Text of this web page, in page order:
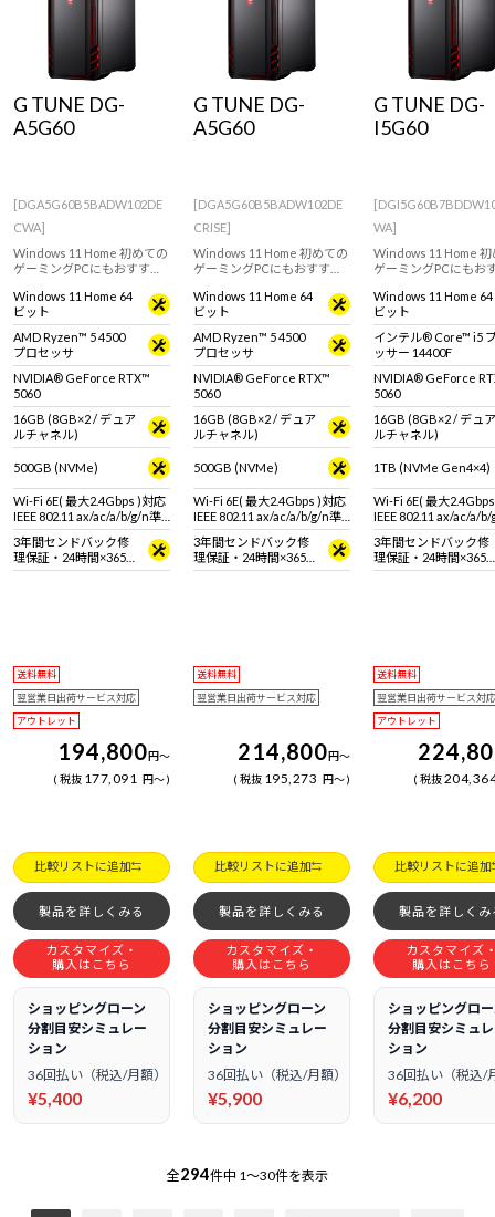
G TUNE DG-
A5G60
[DGA5G60B5BADW102DE
CWA]
Windows 11 Home 初めての
ゲーミングPCにもおすす
のミニタワー型デスクトッ
プPC。※モニタ・マウス・
キーボードは別売りです。
Windows 11 Home 64
ビット
AMD Ryzen™ 5 4500
プロセッサ
NVIDIA® GeForce RTX™
5060
16GB (8GB×2 / デュア
ルチャネル)
500GB (NVMe)
Wi-Fi 6E( 最大2.4Gbps )対応
IEEE 802.11 ax/ac/a/b/g/n準
拠 ＋ Bluetooth 5内蔵
3年間センドバック修
理保証・24時間×365
日電話サポート
送料無料
翌営業日出荷サービス対応
アウトレット
194,800円～
税抜 177,091 円～
比較リストに追加
製品を詳しくみる
カスタマイズ・
購入はこちら
ショッピングローン
分割目安シミュレー
ション
36回払い（税込/月額）
¥5,400
G TUNE DG-
A5G60
[DGA5G60B5BADW102DE
CRISE]
Windows 11 Home 初めての
ゲーミングPCにもおすす
のミニタワー型デスクトッ
プPC。※モニタ・マウス・
キーボードは別売りです。
Windows 11 Home 64
ビット
AMD Ryzen™ 5 4500
プロセッサ
NVIDIA® GeForce RTX™
5060
16GB (8GB×2 / デュア
ルチャネル)
500GB (NVMe)
Wi-Fi 6E( 最大2.4Gbps )対応
IEEE 802.11 ax/ac/a/b/g/n準
拠 ＋ Bluetooth 5内蔵
3年間センドバック修
理保証・24時間×365
日電話サポート
送料無料
翌営業日出荷サービス対応
214,800円～
税抜 195,273 円～
比較リストに追加
製品を詳しくみる
カスタマイズ・
購入はこちら
ショッピングローン
分割目安シミュレー
ション
36回払い（税込/月額）
¥5,900
G TUNE DG-
I5G60
WA]
Windows 11 Home 初
ゲーミングPCにもお
ッサー 14400F と
RTX 5060搭載のミニ
型デスクトップPC。
タ・マウス・キーボ
別売りです。
Windows 11 Home 64
ビット
インテル® Core™ i5
ッサー 14400F
NVIDIA® GeForce
5060
16GB (8GB×2 / デュア
ルチャネル)
1TB (NVMe Gen4×4)
Wi-Fi 6E( 最大
IEEE 802.11 ax/ac/a/
拠 ＋ Bluetooth 5内蔵
3年間センドバック修
理保証・24時間×365
日電話サポート
送料無料
翌営業日出荷サービス対応
アウトレット
税抜
比較リストに追加
製品を詳しくみ
カスタマイズ
購入はこちら
ショッピングロ
分割目安シミュ
ション
36回払い（税込/
¥6,200
全294件中 1～30件を表示